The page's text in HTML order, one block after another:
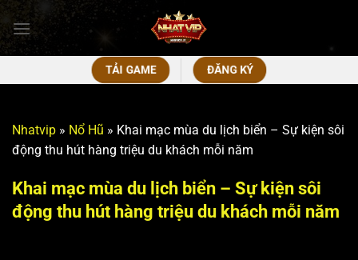
qua
nội
TẢI GAME ĐĂNG KÝ
Nhatvip » Nổ Hũ » Khai mạc mùa du lịch biển – Sự kiện sôi
động thu hút hàng triệu du khách mỗi năm
Khai mạc mùa du lịch biển – Sự kiện sôi
động thu hút hàng triệu du khách mỗi năm